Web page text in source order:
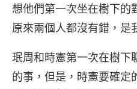
想他們第一次坐在樹下的
原來兩個人都沒有錯，是
珉周和時憲第一次在樹下
的事，但是，時憲要確定